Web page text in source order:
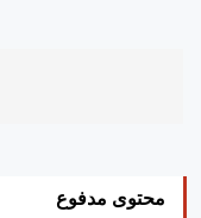
محتوى مدفوع